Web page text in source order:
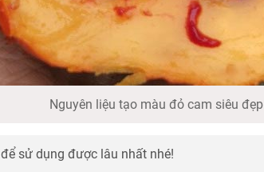
Nguyên liệu tạo màu đỏ cam siêu đẹp
để sử dụng được lâu nhất nhé!